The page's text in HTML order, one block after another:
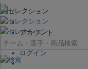
×
アカウント
ログイン